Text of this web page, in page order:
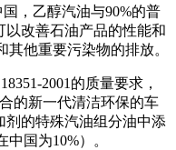
，乙醇汽油与90%的普
以改善石油产品的性能和
他重要污染物的排放。
2001的质量要求，
的新一代清洁环保的车
剂的特殊汽油组分油中添
国为10%）。